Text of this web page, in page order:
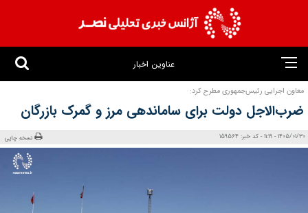
عناوین اخبار
معاون اجرایی رئیس‌جمهوری مطرح کرد:
ضرب‌الاجل دولت برای ساماندهی مرز و گمرک بازرگان
1405/01/30 - 11:19 - کد خبر: 159564 نسخه چاپی